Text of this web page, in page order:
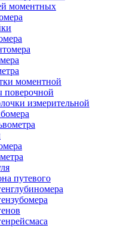
моментных
моментной
поверочной
измерительной
путевого